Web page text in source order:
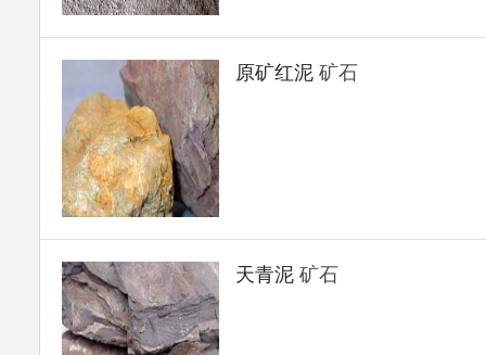
原矿红泥 矿石
天青泥 矿石